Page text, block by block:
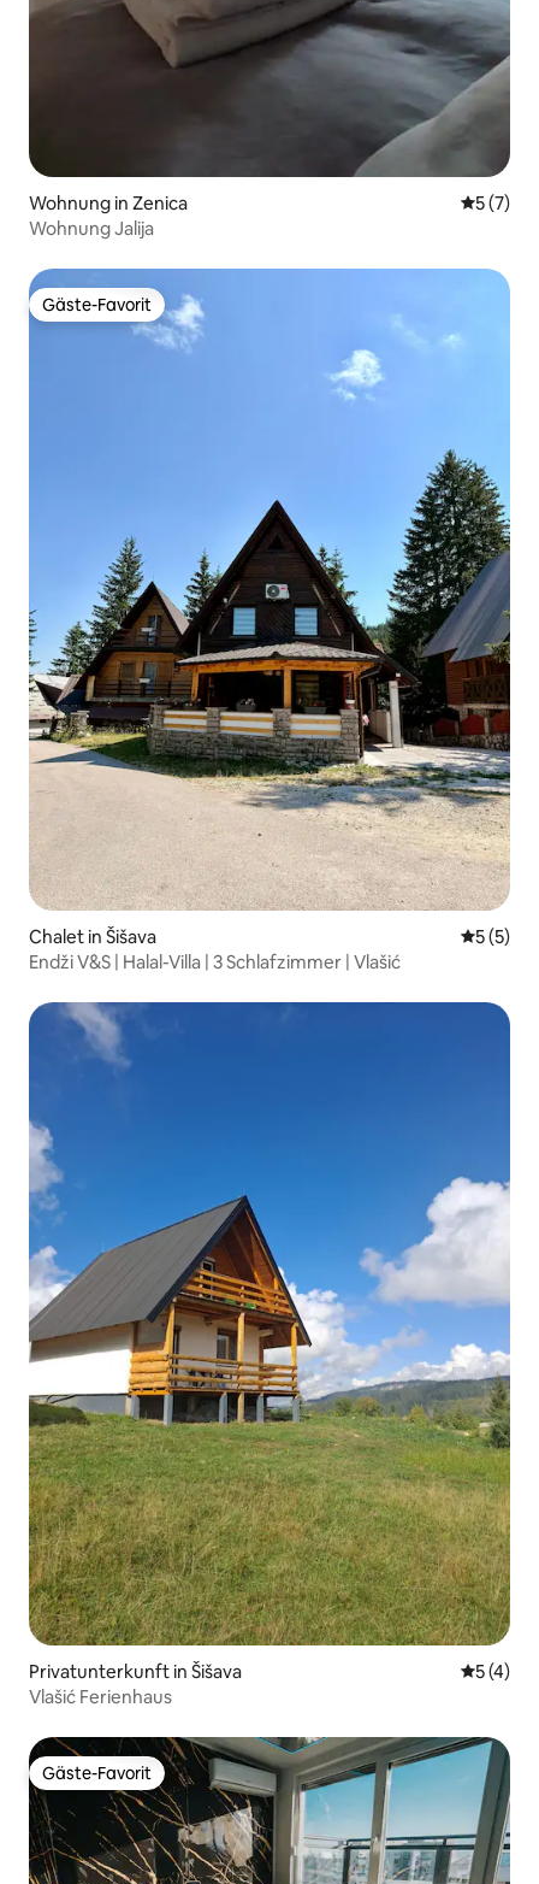
Wohnung in Zenica
5 (7)
Wohnung Jalija
Gäste-Favorit
Gäste-Favorit
Chalet in Šišava
5 (5)
Endži V&S | Halal-Villa | 3 Schlafzimmer | Vlašić
Privatunterkunft in Šišava
5 (4)
Vlašić Ferienhaus
Gäste-Favorit
Gäste-Favorit